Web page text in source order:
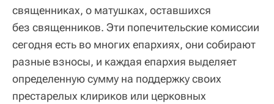
священниках, о матушках, оставшихся
без священников. Эти попечительские комиссии
сегодня есть во многих епархиях, они собирают
разные взносы, и каждая епархия выделяет
определенную сумму на поддержку своих
престарелых клириков или церковных